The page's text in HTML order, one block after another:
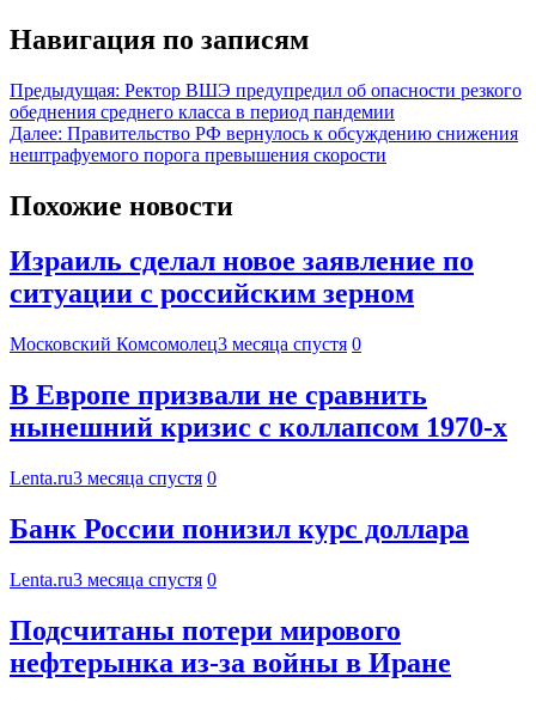
Навигация по записям
Предыдущая: Ректор ВШЭ предупредил об опасности резкого
обеднения среднего класса в период пандемии
Далее: Правительство РФ вернулось к обсуждению снижения
нештрафуемого порога превышения скорости
Похожие новости
Израиль сделал новое заявление по
ситуации с российским зерном
Московский Комсомолец3 месяца спустя 0
В Европе призвали не сравнить
нынешний кризис с коллапсом 1970-х
Lenta.ru3 месяца спустя 0
Банк России понизил курс доллара
Lenta.ru3 месяца спустя 0
Подсчитаны потери мирового
нефтерынка из-за войны в Иране